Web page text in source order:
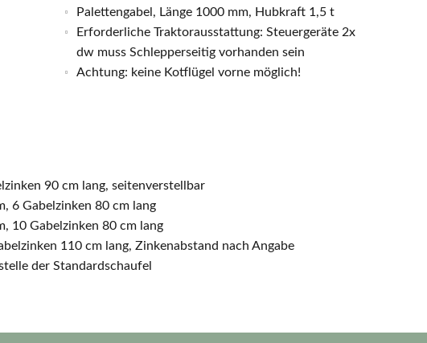
Palettengabel, Länge 1000 mm, Hubkraft 1,5 t
Erforderliche Traktorausstattung: Steuergeräte 2x
dw muss Schlepperseitig vorhanden sein
Achtung: keine Kotflügel vorne möglich!
90 cm lang, seitenverstellbar
6 Gabelzinken 80 cm lang
10 Gabelzinken 80 cm lang
110 cm lang, Zinkenabstand nach Angabe
der Standardschaufel